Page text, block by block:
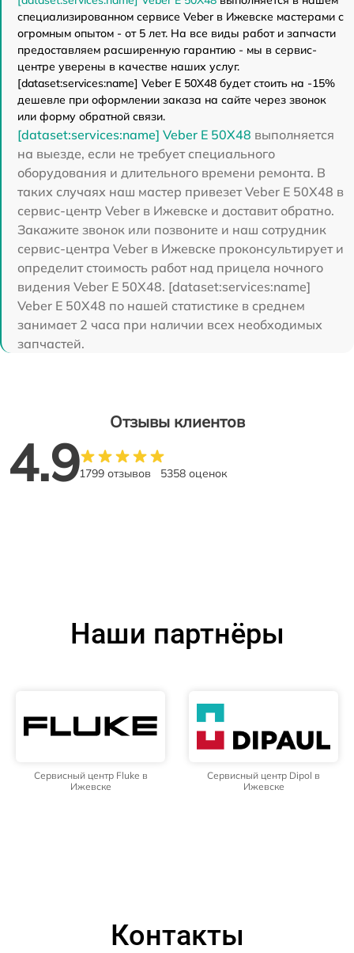
специализированном сервисе Veber в Ижевске мастерами с
огромным опытом - от 5 лет. На все виды работ и запчасти
предоставляем расширенную гарантию - мы в сервис-
центре уверены в качестве наших услуг.
[dataset:services:name] Veber E 50X48 будет стоить на -15%
дешевле при оформлении заказа на сайте через звонок
или форму обратной связи.
[dataset:services:name] Veber E 50X48 выполняется
на выезде, если не требует специального
оборудования и длительного времени ремонта. В
таких случаях наш мастер привезет Veber E 50X48 в
сервис-центр Veber в Ижевске и доставит обратно.
Закажите звонок или позвоните и наш сотрудник
сервис-центра Veber в Ижевске проконсультирует и
определит стоимость работ над прицела ночного
видения Veber E 50X48. [dataset:services:name]
Veber E 50X48 по нашей статистике в среднем
занимает 2 часа при наличии всех необходимых
запчастей.
Отзывы клиентов
4.91799 отзывов 5358 оценок
Наши партнёры
Сервисный центр Fluke в
Ижевске
Сервисный центр Dipol в
Ижевске
Контакты